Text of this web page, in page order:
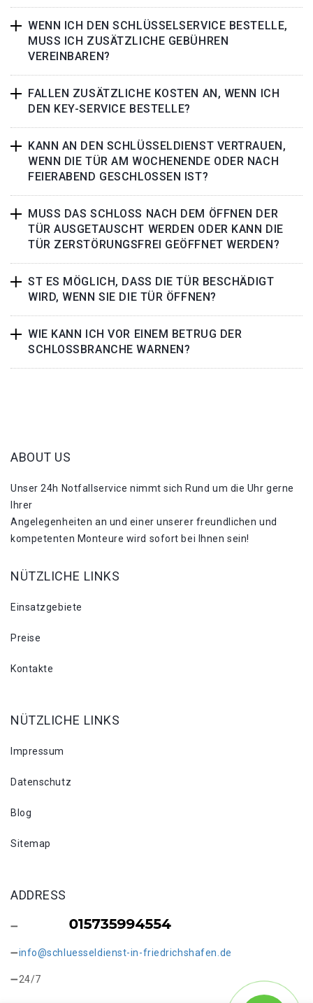
WENN ICH DEN SCHLÜSSELSERVICE BESTELLE,
MUSS ICH ZUSÄTZLICHE GEBÜHREN
VEREINBAREN?
FALLEN ZUSÄTZLICHE KOSTEN AN, WENN ICH
DEN KEY-SERVICE BESTELLE?
KANN AN DEN SCHLÜSSELDIENST VERTRAUEN,
WENN DIE TÜR AM WOCHENENDE ODER NACH
FEIERABEND GESCHLOSSEN IST?
MUSS DAS SCHLOSS NACH DEM ÖFFNEN DER
TÜR AUSGETAUSCHT WERDEN ODER KANN DIE
TÜR ZERSTÖRUNGSFREI GEÖFFNET WERDEN?
ST ES MÖGLICH, DASS DIE TÜR BESCHÄDIGT
WIRD, WENN SIE DIE TÜR ÖFFNEN?
WIE KANN ICH VOR EINEM BETRUG DER
SCHLOSSBRANCHE WARNEN?
ABOUT US
Unser 24h Notfallservice nimmt sich Rund um die Uhr gerne
Ihrer
Angelegenheiten an und einer unserer freundlichen und
kompetenten Monteure wird sofort bei Ihnen sein!
NÜTZLICHE LINKS
Einsatzgebiete
Preise
Kontakte
NÜTZLICHE LINKS
Impressum
Datenschutz
Blog
Sitemap
ADDRESS
info@schluesseldienst-in-friedrichshafen.de
24/7